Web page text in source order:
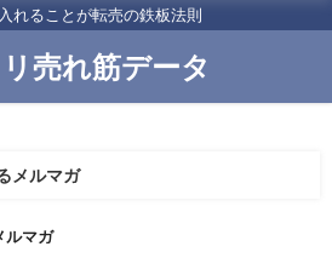
れることが転売の鉄板法則
売れ筋データ
メルマガ
ルマガ